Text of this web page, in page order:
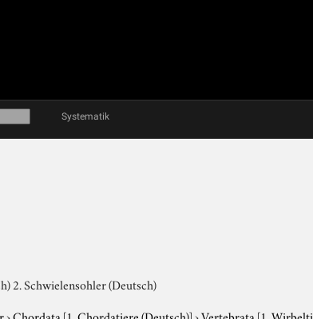
Systematik
2. Schwielensohler (Deutsch)
›Chordata [1. Chordatiere (Deutsch)]›Vertebrata [1.